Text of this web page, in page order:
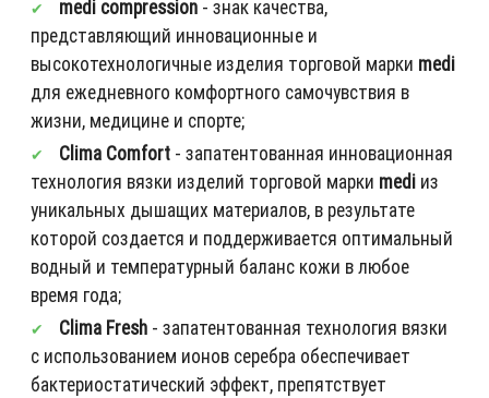
medi compression - знак качества,
представляющий инновационные и
высокотехнологичные изделия торговой марки medi
для ежедневного комфортного самочувствия в
жизни, медицине и спорте;
Clima Comfort - запатентованная инновационная
технология вязки изделий торговой марки medi из
уникальных дышащих материалов, в результате
которой создается и поддерживается оптимальный
водный и температурный баланс кожи в любое
время года;
Clima Fresh - запатентованная технология вязки
с использованием ионов серебра обеспечивает
бактериостатический эффект, препятствует